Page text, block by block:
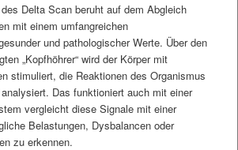
Delta Scan beruht auf dem Abgleich
mit einem umfangreichen
und pathologischer Werte. Über den
„Kopfhöhrer“ wird der Körper mit
stimuliert, die Reaktionen des Organismus
Das funktioniert auch mit einer
vergleicht diese Signale mit einer
Belastungen, Dysbalancen oder
zu erkennen.